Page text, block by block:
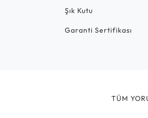
Şık Kutu
Garanti Sertifikası
TÜM